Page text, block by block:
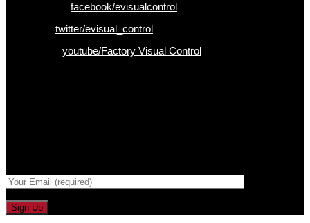
facebook/evisualcontrol
twitter/evisual_control
youtube/Factory Visual Control